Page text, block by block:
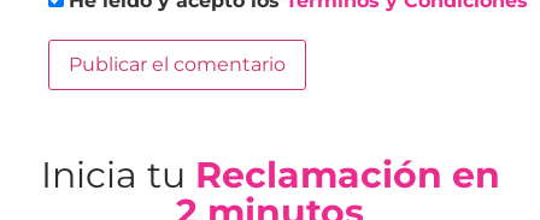
Inicia tu Reclamación en